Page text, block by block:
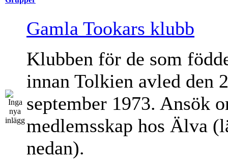
Gamla Tookars klubb
Klubben för de som
innan Tolkien avled den 2
september 1973. Ansök
medlemsskap hos Älva
nedan).